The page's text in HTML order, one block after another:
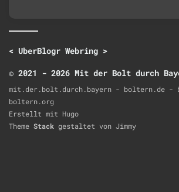
< UberBlogr Webring >
© 2021 - 2026 Mit der Bolt durch
mit.der.bolt.durch.bayern - boltern.de -
boltern.org
Erstellt mit Hugo
Theme Stack gestaltet von Jimmy